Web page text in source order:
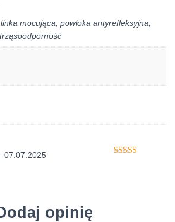
mocująca, powłoka antyrefleksyjna,
07.07.2025
opinię